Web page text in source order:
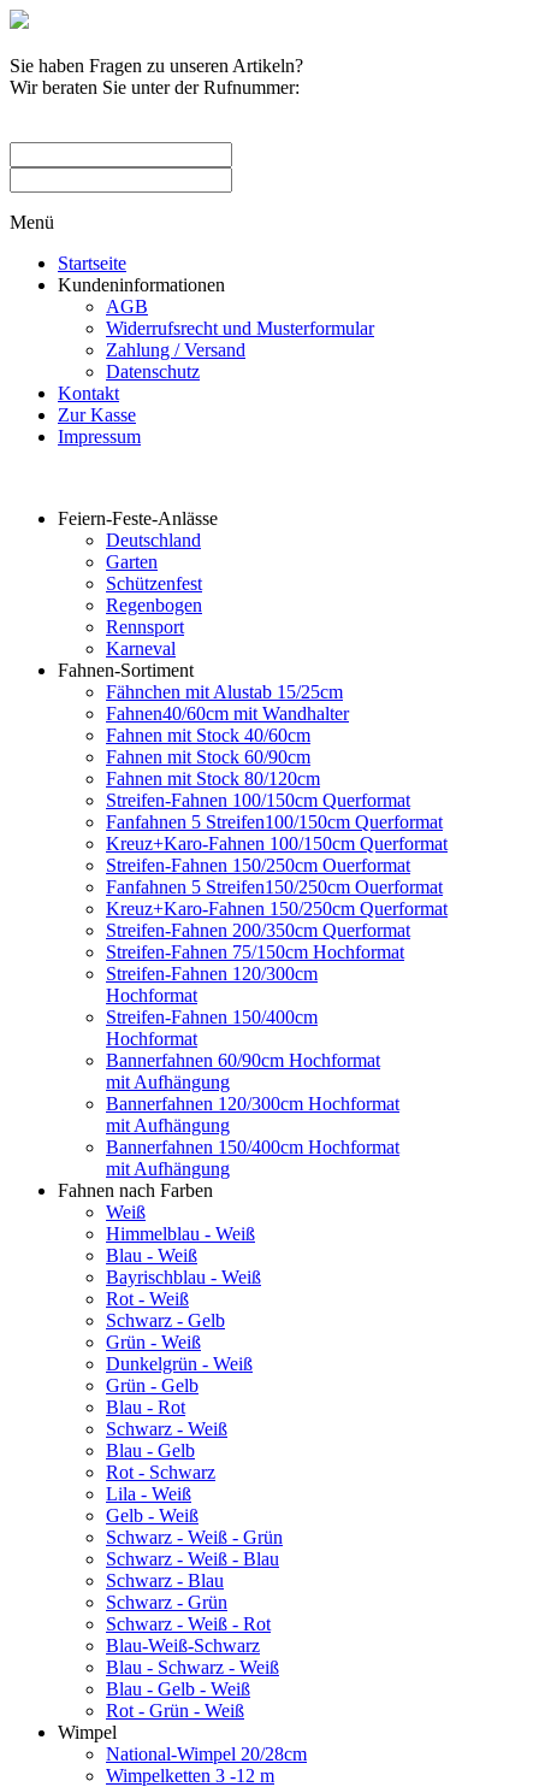
Sie haben Fragen zu unseren Artikeln?
Wir beraten Sie unter der Rufnummer:
Menü
Startseite
Kundeninformationen
AGB
Widerrufsrecht und Musterformular
Zahlung / Versand
Datenschutz
Kontakt
Zur Kasse
Impressum
Feiern-Feste-Anlässe
Deutschland
Garten
Schützenfest
Regenbogen
Rennsport
Karneval
Fahnen-Sortiment
Fähnchen mit Alustab 15/25cm
Fahnen40/60cm mit Wandhalter
Fahnen mit Stock 40/60cm
Fahnen mit Stock 60/90cm
Fahnen mit Stock 80/120cm
Streifen-Fahnen 100/150cm Querformat
Fanfahnen 5 Streifen100/150cm Querformat
Kreuz+Karo-Fahnen 100/150cm Querformat
Streifen-Fahnen 150/250cm Ouerformat
Fanfahnen 5 Streifen150/250cm Ouerformat
Kreuz+Karo-Fahnen 150/250cm Querformat
Streifen-Fahnen 200/350cm Querformat
Streifen-Fahnen 75/150cm Hochformat
Streifen-Fahnen 120/300cm
Hochformat
Streifen-Fahnen 150/400cm
Hochformat
Bannerfahnen 60/90cm Hochformat
mit Aufhängung
Bannerfahnen 120/300cm Hochformat
mit Aufhängung
Bannerfahnen 150/400cm Hochformat
mit Aufhängung
Fahnen nach Farben
Weiß
Himmelblau - Weiß
Blau - Weiß
Bayrischblau - Weiß
Rot - Weiß
Schwarz - Gelb
Grün - Weiß
Dunkelgrün - Weiß
Grün - Gelb
Blau - Rot
Schwarz - Weiß
Blau - Gelb
Rot - Schwarz
Lila - Weiß
Gelb - Weiß
Schwarz - Weiß - Grün
Schwarz - Weiß - Blau
Schwarz - Blau
Schwarz - Grün
Schwarz - Weiß - Rot
Blau-Weiß-Schwarz
Blau - Schwarz - Weiß
Blau - Gelb - Weiß
Rot - Grün - Weiß
Wimpel
National-Wimpel 20/28cm
Wimpelketten 3 -12 m